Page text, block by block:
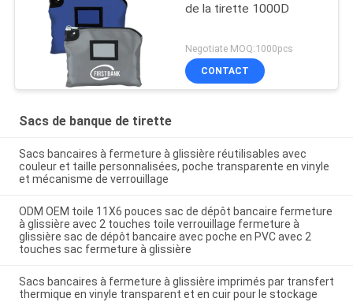
de la tirette 1000D
Negotiate MOQ:1000pcs
CONTACT
Sacs de banque de tirette
Sacs bancaires à fermeture à glissière réutilisables avec
couleur et taille personnalisées, poche transparente en vinyle
et mécanisme de verrouillage
ODM OEM toile 11X6 pouces sac de dépôt bancaire fermeture
à glissière avec 2 touches toile verrouillage fermeture à
glissière sac de dépôt bancaire avec poche en PVC avec 2
touches sac fermeture à glissière
Sacs bancaires à fermeture à glissière imprimés par transfert
thermique en vinyle transparent et en cuir pour le stockage